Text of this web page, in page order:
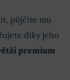
půjčíte mu
díky jeho
premium